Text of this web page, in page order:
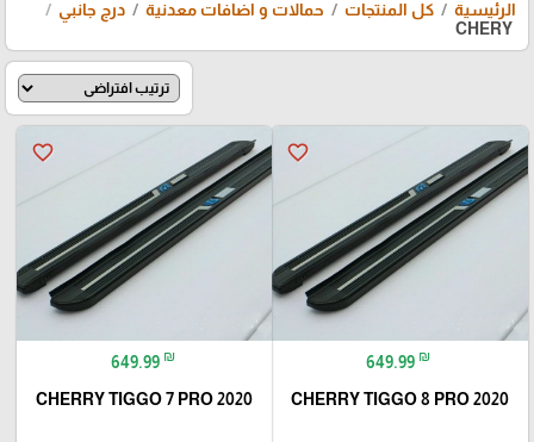
الرئيسية كل المنتجات حمالات و اضافات معدنية
درج جانبي
CHERY
favorite_border
649.99 ₪
CHERRY TIGGO 8 PRO 2020
favorite_border
649.99 ₪
CHERRY TIGGO 7 PRO 2020